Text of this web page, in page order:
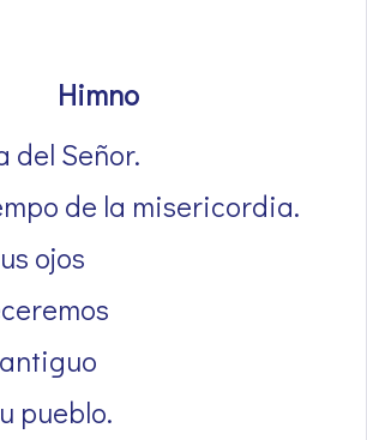
Himno
del Señor.
de la misericordia.
ojos
pueblo.